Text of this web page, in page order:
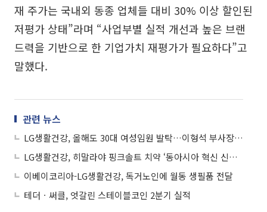
재 주가는 국내외 동종 업체들 대비 30% 이상 할인된
저평가 상태”라며 “사업부별 실적 개선과 높은 브랜
드력을 기반으로 한 기업가치 재평가가 필요하다”고
말했다.
관련 뉴스
LG생활건강, 올해도 30대 여성임원 발탁…이형석 부사장 승진
LG생활건강, 히말라야 핑크솔트 치약 ‘동아시아 혁신 신제품’ 선정
이베이코리아-LG생활건강, 독거노인에 월동 생필품 전달
테더ㆍ써클, 엇갈린 스테이블코인 2분기 실적